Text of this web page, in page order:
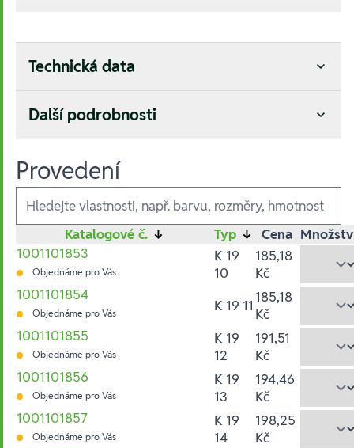
Technická data
Další podrobnosti
Provedení
Ausführungen
Katalogové č. ↓ Typ ↓ Cena
1001101853
Objednáme pro Vás
K 19
10
185,18
Kč
1001101854
Objednáme pro Vás K 19 11 185,18
Kč
1001101855
Objednáme pro Vás
K 19
12
191,51
Kč
1001101856
Objednáme pro Vás
K 19
13
194,46
Kč
1001101857
Objednáme pro Vás
K 19
14
198,25
Kč